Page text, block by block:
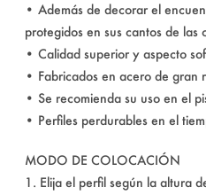
• Además de decorar el
protegidos en sus cantos de las
• Calidad superior y aspecto
• Fabricados en acero de gran
• Se recomienda su uso en el
• Perfiles perdurables en el
MODO DE COLOCACIÓN
1. Elija el perfil según la altura